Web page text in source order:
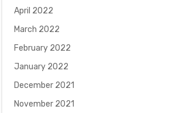
April 2022
March 2022
February 2022
January 2022
December 2021
November 2021